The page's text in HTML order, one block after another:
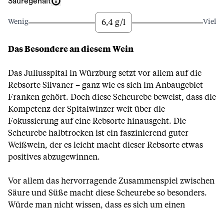
Wenig 6,4 g/l Viel
Das Besondere an diesem Wein
Das Juliusspital in Würzburg setzt vor allem auf die
Rebsorte Silvaner – ganz wie es sich im Anbaugebiet
Franken gehört. Doch diese Scheurebe beweist, dass die
Kompetenz der Spitalwinzer weit über die
Fokussierung auf eine Rebsorte hinausgeht. Die
Scheurebe halbtrocken ist ein faszinierend guter
Weißwein, der es leicht macht dieser Rebsorte etwas
positives abzugewinnen.
Vor allem das hervorragende Zusammenspiel zwischen
Säure und Süße macht diese Scheurebe so besonders.
Würde man nicht wissen, dass es sich um einen